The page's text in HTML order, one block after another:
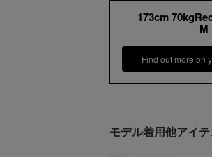
173cm
M
Find out more on
モデル着用他アイテ